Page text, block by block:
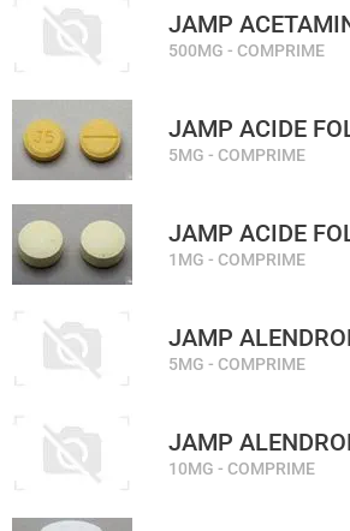
JAMP
500MG - COMPRIME
JAMP ACIDE
5MG - COMPRIME
JAMP ACIDE
1MG - COMPRIME
JAMP
5MG - COMPRIME
JAMP
10MG - COMPRIME